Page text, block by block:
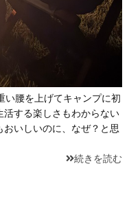
腰を上げてキャンプに初
する楽しさもわからない
いしいのに、なぜ？と思
続きを読む